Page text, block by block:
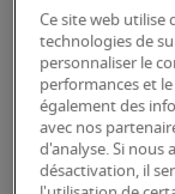
faire évoluer
à cibler les
recherche un
Ce site web utilise
technologies de
personnaliser le
performances et
également des
avec nos
d'analyse. Si nous
désactivation, il